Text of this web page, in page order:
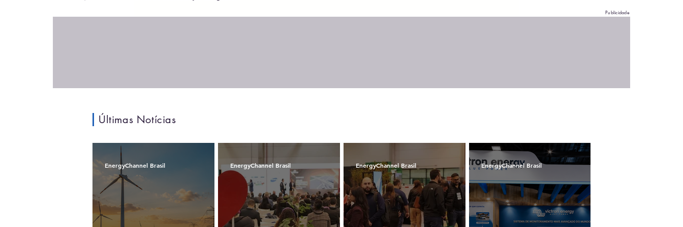
Oeste com foco em
Publicidade
Últimas Notícias
EnergyChannel Brasil EnergyChannel Brasil EnergyChannel Brasil EnergyChannel Brasil